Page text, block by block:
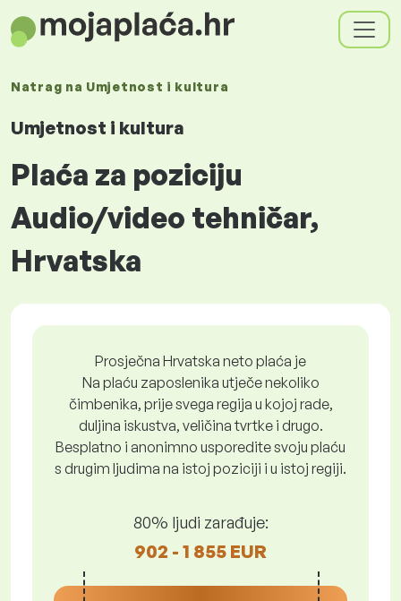
Natrag na Umjetnost i kultura
Umjetnost i kultura
Plaća za poziciju
Audio/video tehničar,
Hrvatska
Prosječna Hrvatska neto plaća je
Na plaću zaposlenika utječe nekoliko
čimbenika, prije svega regija u kojoj rade,
duljina iskustva, veličina tvrtke i drugo.
Besplatno i anonimno usporedite svoju plaću
s drugim ljudima na istoj poziciji i u istoj regiji.
80% ljudi zarađuje:
902 - 1 855 EUR